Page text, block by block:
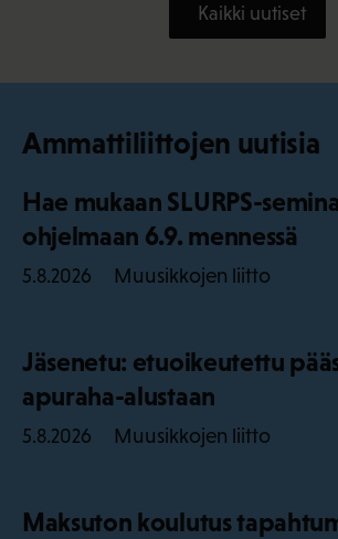
Kaikki uutiset
Ammattiliittojen uutisia
Hae mukaan SLURPS-
ohjelmaan 6.9. mennessä
5.8.2026 Muusikkojen liitto
Jäsenetu: etuoikeutettu
apuraha-alustaan
5.8.2026 Muusikkojen liitto
Maksuton koulutus